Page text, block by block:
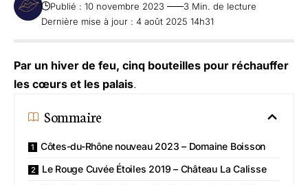
Dernière mise à jour : 4 août 2025 14h31
Publié : 10 novembre 2023
3 Min. de lecture
Par un hiver de feu, cinq bouteilles pour réchauffer
les cœurs et les palais.
Sommaire
Côtes-du-Rhône nouveau 2023 – Domaine Boisson
Le Rouge Cuvée Étoiles 2019 – Château La Calisse